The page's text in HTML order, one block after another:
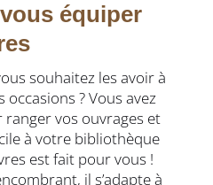
équiper
souhaitez les avoir à
? Vous avez
ranger vos ouvrages et
à votre bibliothèque
est fait pour vous !
il s’adapte à